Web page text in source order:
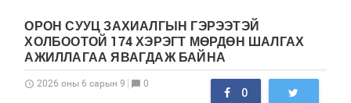
ОРОН СУУЦ ЗАХИАЛГЫН ГЭРЭЭТЭЙ
ХОЛБООТОЙ 174 ХЭРЭГТ МӨРДӨН ШАЛГАХ
АЖИЛЛАГАА ЯВАГДАЖ БАЙНА
schedule 2026 оны 6 сарын 9 chat_bubble 0
0